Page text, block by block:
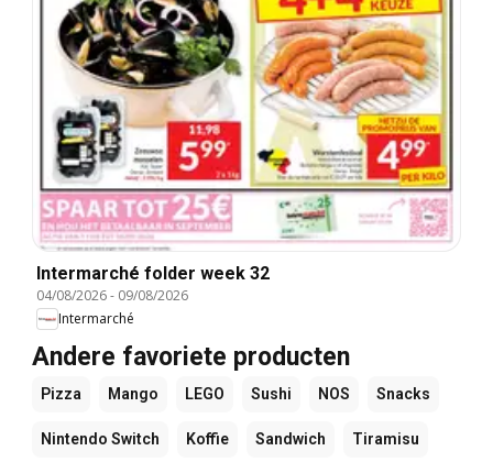
Intermarché folder week 32
04/08/2026- 09/08/2026
Intermarché
Andere favoriete producten
Pizza Mango LEGO Sushi NOS Snacks
Nintendo Switch Koffie Sandwich Tiramisu